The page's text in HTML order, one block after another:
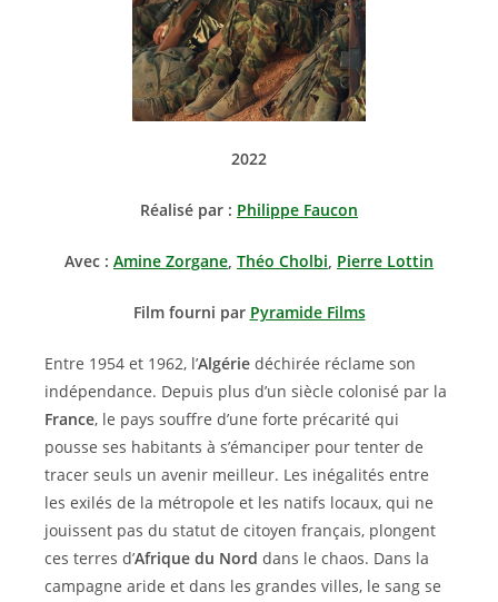
2022
Réalisé par : Philippe Faucon
Avec : Amine Zorgane, Théo Cholbi, Pierre Lottin
Film fourni par Pyramide Films
Entre 1954 et 1962, l’Algérie déchirée réclame son
indépendance. Depuis plus d’un siècle colonisé par la
France, le pays souffre d’une forte précarité qui
pousse ses habitants à s’émanciper pour tenter de
tracer seuls un avenir meilleur. Les inégalités entre
les exilés de la métropole et les natifs locaux, qui ne
jouissent pas du statut de citoyen français, plongent
ces terres d’Afrique du Nord dans le chaos. Dans la
campagne aride et dans les grandes villes, le sang se